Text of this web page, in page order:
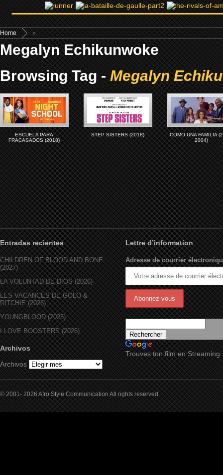
Home »
Megalyn Echikunwoke
Browsing Tag -Megalyn
ESCUELA PARA
FRACASADOS (2018)
STEP SISTERS (2018)
COMO UNA FAMILIA
2004)
Entradas recientes
CHILDREN OF BLOOD AND BONE
(2027)
LA VOLUNTAD DE DIOS (2026)
LES VACANCES DE GOLO &
RITCHIE (2026)
YOUNGBLOOD (2025)
I LOVE BOOSTERS (2026)
Archivos
Archivos
Lettre d’information
Adresse de courrier
Trouves ton film en Streaming
© 2001- 2026 Afro Style Communication All rights reserved.